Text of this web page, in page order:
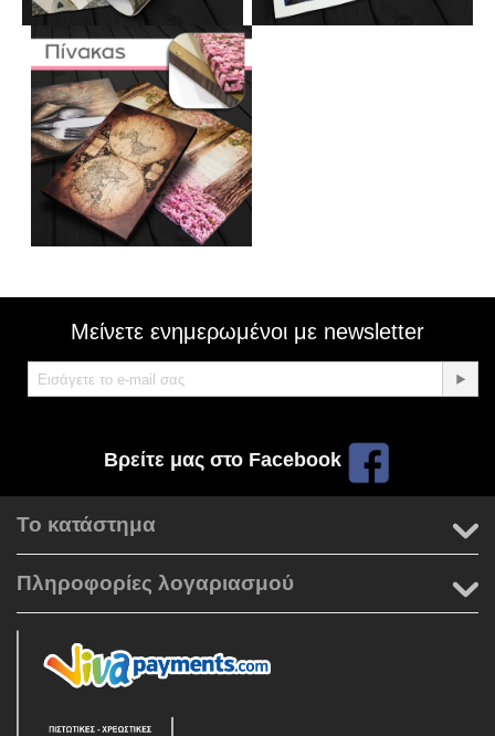
Μείνετε ενημερωμένοι με newsletter
Βρείτε μας στο Facebook
Το κατάστημα
Πληροφορίες λογαριασμού